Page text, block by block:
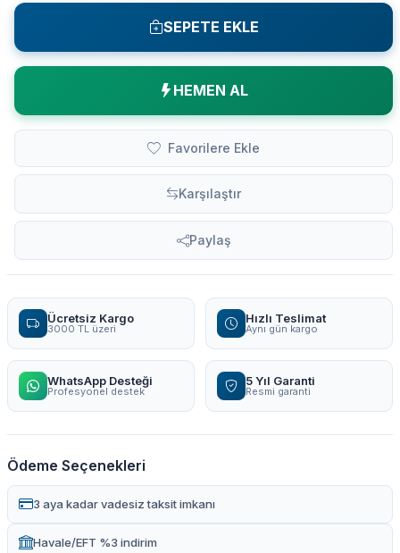
SEPETE EKLE
HEMEN AL
Favorilere Ekle
Karşılaştır
Paylaş
Ücretsiz Kargo
3000 TL üzeri
Hızlı Teslimat
Aynı gün kargo
WhatsApp Desteği
Profesyonel destek
5 Yıl Garanti
Resmi garanti
Ödeme Seçenekleri
3 aya kadar vadesiz taksit imkanı
Havale/EFT %3 indirim